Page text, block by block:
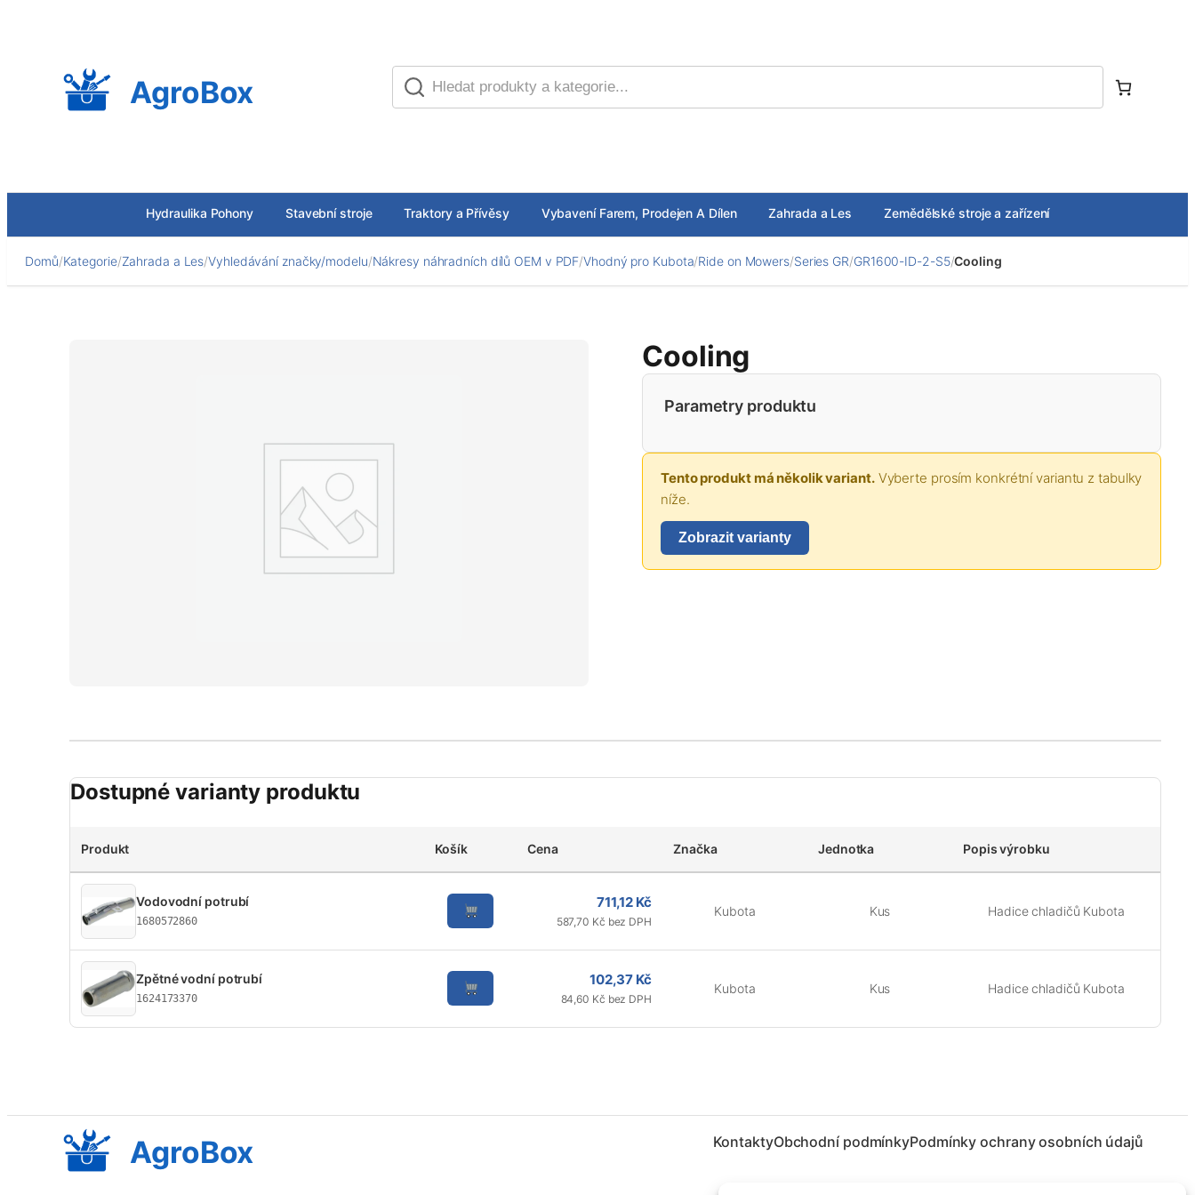
AgroBox
Hydraulika Pohony Stavební stroje Traktory a Přívěsy Vybavení Farem, Prodejen A Dílen Zahrada a Les Zemědělské stroje a zařízení
Domů/Kategorie/Zahrada a Les/Vyhledávání značky/modelu/Nákresy náhradních dílů OEM v PDF/Vhodný pro Kubota/Ride on Mowers/Series GR/GR1600-ID-2-S5/Cooling
Cooling
Parametry produktu
Tento produkt má několik variant.Vyberte prosím konkrétní variantu z tabulky
níže.
Zobrazit varianty
Dostupné varianty produktu
Produkt Košík Cena Značka Jednotka Popis výrobku
Vodovodní potrubí
1680572860
711,12 Kč
587,70 Kč bez DPH
Kubota Kus Hadice chladičů Kubota
Zpětné vodní potrubí
1624173370
102,37 Kč
84,60 Kč bez DPH
Kubota Kus Hadice chladičů Kubota
AgroBox KontaktyObchodní podmínkyPodmínky ochrany osobních údajů